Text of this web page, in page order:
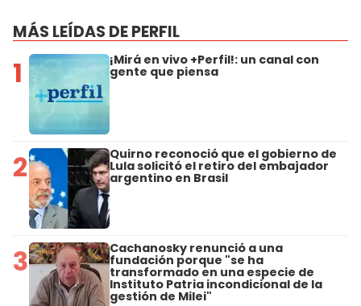
MÁS LEÍDAS DE PERFIL
1 ¡Mirá en vivo +Perfil!: un canal con
gente que piensa
2 Quirno reconoció que el gobierno de
Lula solicitó el retiro del embajador
argentino en Brasil
3 Cachanosky renunció a una
fundación porque "se ha
transformado en una especie de
Instituto Patria incondicional de la
gestión de Milei"